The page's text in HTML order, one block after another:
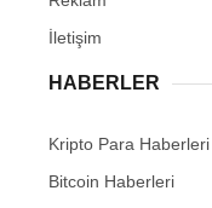
İletişim
HABERLER
Kripto Para Haberleri
Bitcoin Haberleri